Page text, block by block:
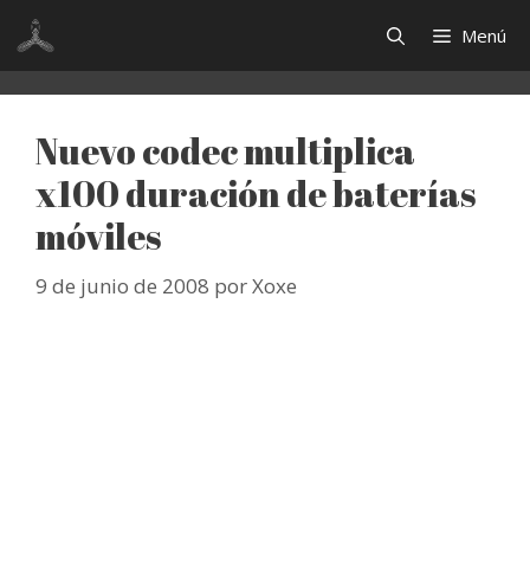
Saltar
contenido
Menú
Nuevo codec multiplica
x100 duración de baterías
móviles
9 de junio de 2008 porXoxe